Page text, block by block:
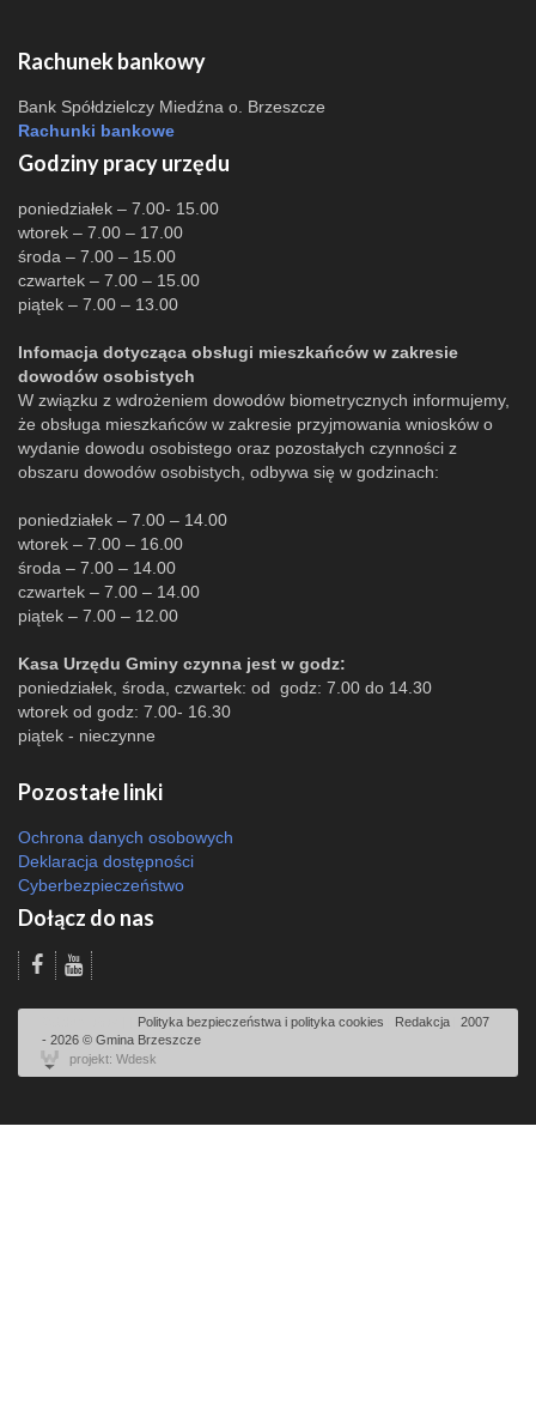
Rachunek bankowy
Bank Spółdzielczy Miedźna o. Brzeszcze
Rachunki bankowe
Godziny pracy urzędu
poniedziałek – 7.00- 15.00
wtorek – 7.00 – 17.00
środa – 7.00 – 15.00
czwartek – 7.00 – 15.00
piątek – 7.00 – 13.00
Infomacja dotycząca obsługi mieszkańców w zakresie
dowodów osobistych
W związku z wdrożeniem dowodów biometrycznych informujemy,
że obsługa mieszkańców w zakresie przyjmowania wniosków o
wydanie dowodu osobistego oraz pozostałych czynności z
obszaru dowodów osobistych, odbywa się w godzinach:
poniedziałek – 7.00 – 14.00
wtorek – 7.00 – 16.00
środa – 7.00 – 14.00
czwartek – 7.00 – 14.00
piątek – 7.00 – 12.00
Kasa Urzędu Gminy czynna jest w godz:
poniedziałek, środa, czwartek: od godz: 7.00 do 14.30
wtorek od godz: 7.00- 16.30
piątek - nieczynne
Pozostałe linki
Ochrona danych osobowych
Deklaracja dostępności
Cyberbezpieczeństwo
Dołącz do nas
Polityka bezpieczeństwa i polityka cookies Redakcja
2007
- 2026 © Gmina Brzeszcze
projekt: Wdesk